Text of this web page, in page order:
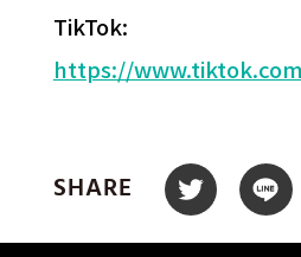
TikTok:
https://
SHARE